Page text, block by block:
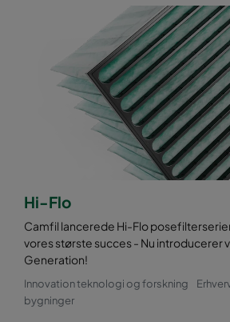
0160 592x287x520-10 ePM1
0160 287x287x520-5 ePM1
0160 592x592x370-10 ePM1
0160 490x592x370-8 ePM1
0160 287x592x370-5
0160 592x490x370-10 ePM1
0160 490x490x370-8 ePM1
Hi-Flo
Camfil lancerede Hi-Flo
vores største succes - Nu introducerer
Generation!
Innovation teknologi og forskning
bygninger